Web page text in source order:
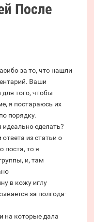
После
за то, что нашли
Ваши
того, чтобы
я постараюсь их
порядку.
идеально сделать?
из статьи о
поста, то я
и, там
в кожу иглу
за полгода-
на которые дала